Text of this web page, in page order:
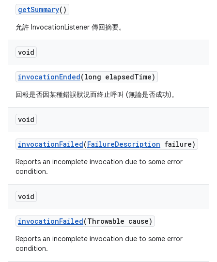
getSummary()
允許 InvocationListener 傳回摘要。
void
invocationEnded(long elapsedTime)
回報是否因某種錯誤狀況而終止呼叫 (無論是否成功)。
void
invocationFailed(FailureDescription failure)
Reports an incomplete invocation due to some error
condition.
void
invocationFailed(Throwable cause)
Reports an incomplete invocation due to some error
condition.